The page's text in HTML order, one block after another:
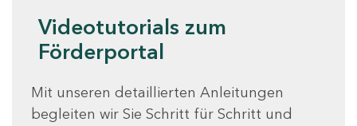
Videotutorials zum
Förderportal
Mit unseren detaillierten Anleitungen
begleiten wir Sie Schritt für Schritt und